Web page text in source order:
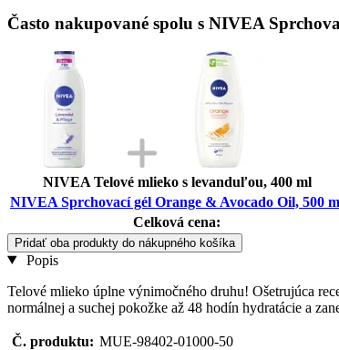
Často nakupované spolu s NIVEA
NIVEA Telové mlieko s levanduľou, 400 ml
NIVEA Sprchovací gél Orange & Avocado Oil, 500
Celková cena:
Pridať oba produkty do nákupného košíka
Popis
Telové mlieko úplne výnimočného druhu! Ošetrujúca
normálnej a suchej pokožke až 48 hodín hydratácie a
Č. produktu: MUE-98402-01000-50